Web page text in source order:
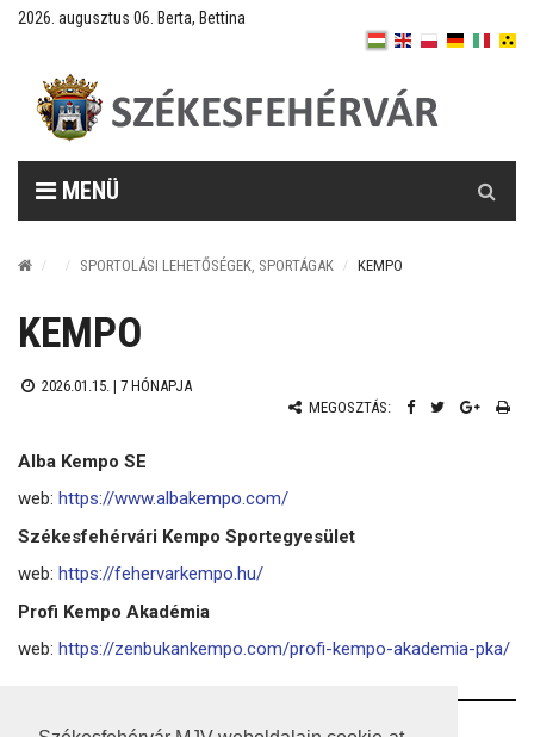
2026. augusztus 06. Berta, Bettina
MENÜ
SPORTOLÁSI LEHETŐSÉGEK, SPORTÁGAK KEMPO
KEMPO
2026.01.15. | 7 HÓNAPJA
MEGOSZTÁS:
Alba Kempo SE
web: https://www.albakempo.com/
Székesfehérvári Kempo Sportegyesület
web: https://fehervarkempo.hu/
Profi Kempo Akadémia
web: https://zenbukankempo.com/profi-kempo-akademia-pka/